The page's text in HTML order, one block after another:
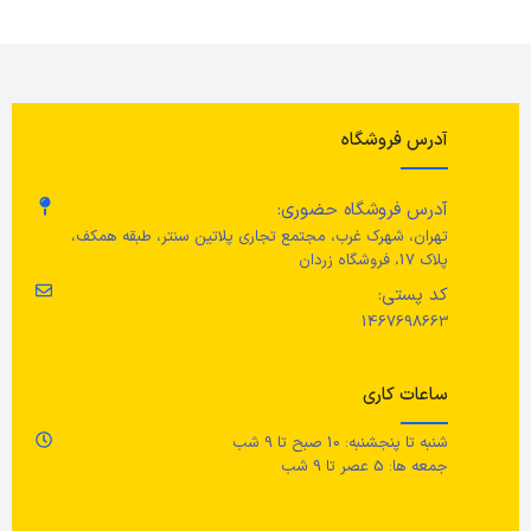
پلاستیک پلی پروپیلن
جنس دسته / کلاهک انتهایی / براکت / نوار / درج / پین
استیل ضد زنگ
جنس بخش پشتی
جنس بوشینگ
آدرس فروشگاه
آدرس فروشگاه حضوری:
تهران، شهرک غرب، مجتمع تجاری پلاتین سنتر، طبقه همکف،
پلاک 17، فروشگاه زردان
کد پستی:
1467698663
ساعات کاری
شنبه تا پنجشنبه: 10 صبح تا 9 شب
جمعه ها: 5 عصر تا 9 شب